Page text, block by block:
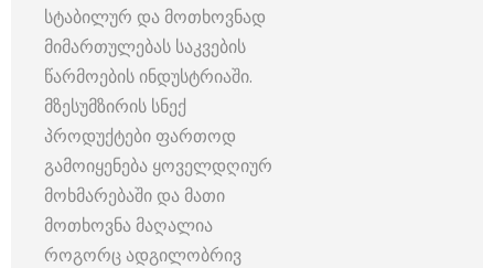
სტაბილურ და მოთხოვნად
მიმართულებას საკვების
წარმოების ინდუსტრიაში.
მზესუმზირის სნექ
პროდუქტები ფართოდ
გამოიყენება ყოველდღიურ
მოხმარებაში და მათი
მოთხოვნა მაღალია
როგორც ადგილობრივ